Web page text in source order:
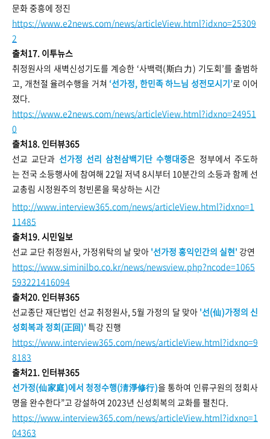
문화 중흥에 정진
https://www.e2news.com/news/articleView.html?idxno=25309
2
출처17. 이투뉴스
취정원사의 새벽신성기도를 계승한 ‘사백력(斯白力) 기도회’를 출범하
고, 개천절 율려수행을 거쳐 ‘선가정, 한민족 하느님 성전모시기’로 이어
졌다.
https://www.e2news.com/news/articleView.html?idxno=24951
0
출처18. 인터뷰365
선교 교단과 선가정 선리 삼천삼백기단 수행대중은 정부에서 주도하
는 전국 소등행사에 참여해 22일 저녁 8시부터 10분간의 소등과 함께 선
교총림 시정원주의 청빈론을 묵상하는 시간
http://www.interview365.com/news/articleView.html?idxno=1
11485
출처19. 시민일보
선교 교단 취정원사, 가정위탁의 날 맞아 '선가정 홍익인간의 실현' 강연
https://www.siminilbo.co.kr/news/newsview.php?ncode=1065
593221416094
출처20. 인터뷰365
선교종단 재단법인 선교 취정원사, 5월 가정의 달 맞아 '선(仙)가정의 신
성회복과 정회(正回)' 특강 진행
https://www.interview365.com/news/articleView.html?idxno=9
8183
출처21. 인터뷰365
선가정(仙家庭)에서 청정수행(淸淨修行)을 통하여 인류구원의 정회사
명을 완수한다”고 강설하여 2023년 신성회복의 교화를 펼친다.
https://www.interview365.com/news/articleView.html?idxno=1
04363